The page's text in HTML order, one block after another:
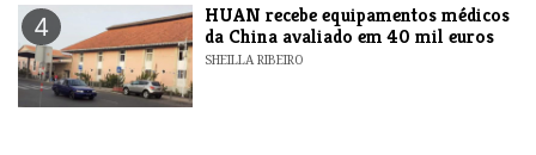
4
HUAN recebe equipamentos médicos
da China avaliado em 40 mil euros
SHEILLA RIBEIRO